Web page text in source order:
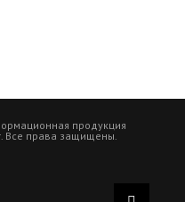
продукция
Все права защищены.